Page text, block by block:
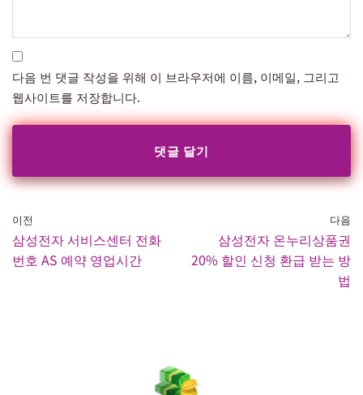
다음 번 댓글 작성을 위해 이 브라우저에 이름, 이메일, 그리고
웹사이트를 저장합니다.
이전
삼성전자 서비스센터 전화
번호 AS 예약 영업시간
다음
삼성전자 온누리상품권
20% 할인 신청 환급 받는 방
법